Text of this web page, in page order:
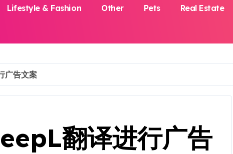
Lifestyle & Fashion Other Pets Real Estate
广告文案
翻译进行广告